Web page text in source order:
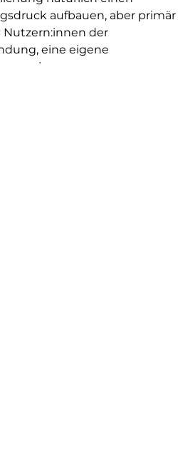
aufbauen, aber primär
der
eine eigene